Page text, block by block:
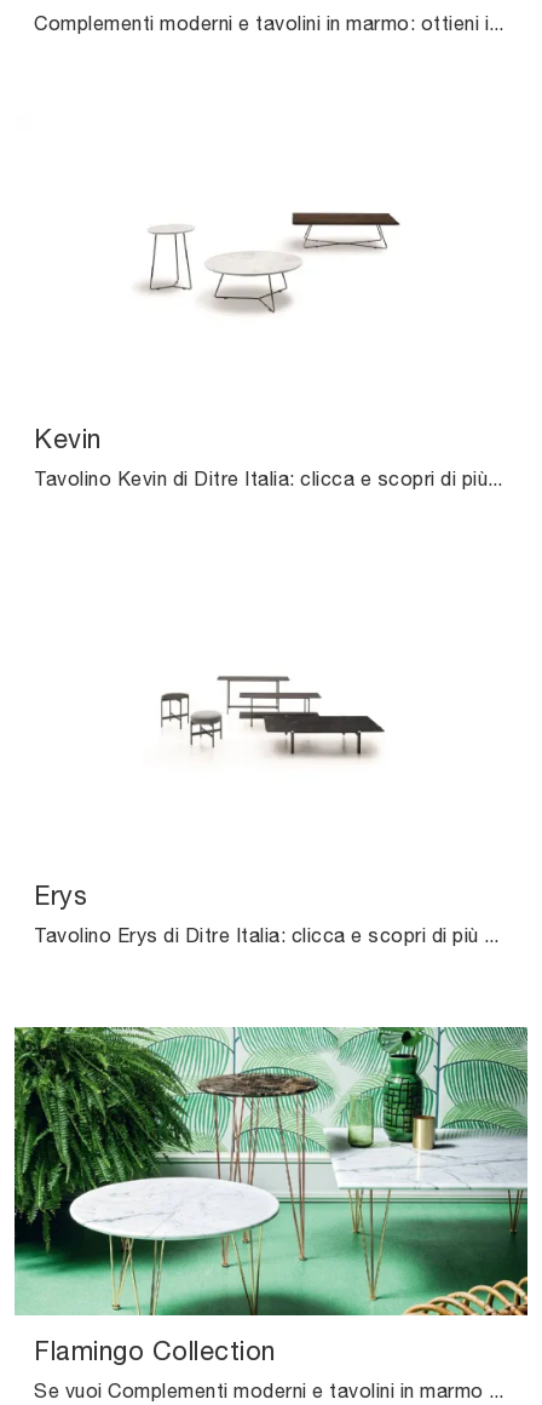
Kevin
Tavolino Kevin di Ditre Italia: clicca e scopri di più sui Complementi e tavolini moderni in marmo del noto e rinomato brand!
Erys
Tavolino Erys di Ditre Italia: clicca e scopri di più sui Complementi e tavolini moderni in marmo del noto e conosciuto marchio!
Flamingo Collection
Se vuoi Complementi moderni e tavolini in marmo scopri di più sul modello Flamingo Collection del marchio Felis.